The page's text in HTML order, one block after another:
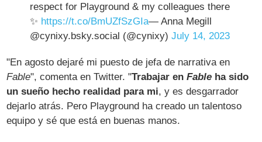
respect for Playground & my colleagues there
✨ https://t.co/BmUZfSzGIa— Anna Megill
@cynixy.bsky.social (@cynixy)July 14, 2023
"En agosto dejaré mi puesto de jefa de narrativa en
Fable", comenta en Twitter. "Trabajar enFable ha sido
un sueño hecho realidad para mi, y es desgarrador
dejarlo atrás. Pero Playground ha creado un talentoso
equipo y sé que está en buenas manos.